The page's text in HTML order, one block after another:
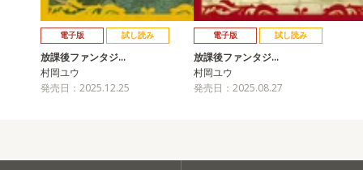
電子版 試し読み
放課後ファンタジ…
村岡ユウ
発売日：2025.12.25
電子版 試し読み
放課後ファンタジ…
村岡ユウ
発売日：2025.08.27